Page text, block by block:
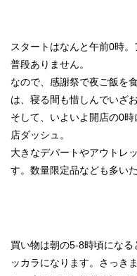
スタートはなんと午前0時
普段ありません。
なので、感謝祭で夜ご飯を
は、寝る間も惜しんでいざ
そして、いよいよ開店の0
店ダッシュ。
大きなデパートやアウトレ
す。数量限定品なども多い
買い物は朝の5-8時頃にな
ッカラになります。さっき